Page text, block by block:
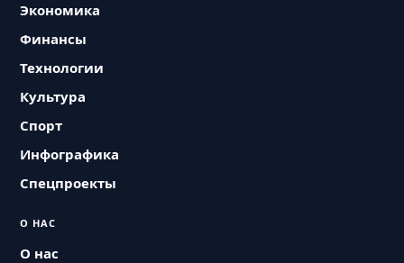
Экономика
Финансы
Технологии
Культура
Спорт
Инфографика
Спецпроекты
О НАС
О нас